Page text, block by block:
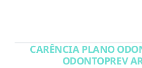
CARÊNCIA PLANO
ODONTOPREV